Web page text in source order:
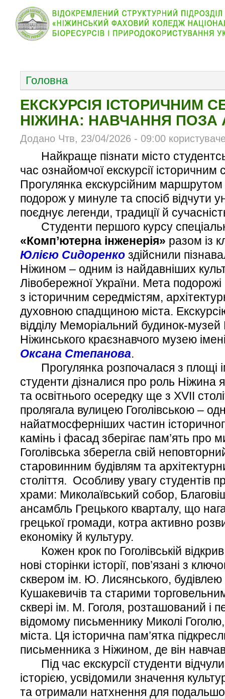
Головна
ЕКСКУРСІЯ ІСТОРИЧНИМ
НІЖИНА: НАВЧАННЯ ПОЗА
Додано Чтв, 23/04/2026 - 09:00
Найкраще пізнати місто
час ознайомчої екскурсії
Прогулянка екскурсійним
подорож у минуле та спосіб відчути
поєднує легенди, традиції й
Студенти першого курсу
«Комп’ютерна інженерія» разом із
Юлією Сидоренко здійснили
Ніжином – одним із найдавніших
Лівобережної України. Мета
з історичним середмістям,
духовною спадщиною міста.
відділу Меморіальний будинок-
Ніжинського краєзнавчого музею
Оксана Степанова.
Прогулянка розпочалася з площі
студенти дізналися про роль Ніжина
та освітнього осередку ще з XVII
пролягала вулицею Гоголівською –
найатмосферніших частин
камінь і фасад зберігає пам’ять про
Гоголівська зберегла свій
старовинним будівлям та
століття. Особливу увагу студентів
храми: Миколаївський собор,
ансамбль Грецького кварталу, що
грецької громади, котра активно
економіку й культуру.
Кожен крок по Гоголівській
нові сторінки історії, пов’язані з
сквером ім. Ю. Лисянського, будівлею
Кушакевичів та старими
сквері ім. М. Гоголя, розташований і
відомому письменнику Миколі
міста. Ця історична пам’ятка
письменника з Ніжином, де він
Під час екскурсії студенти
історією, усвідомили значення
та отримали натхнення для